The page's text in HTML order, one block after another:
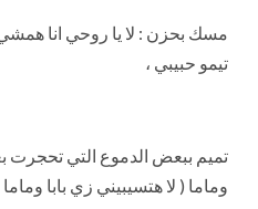
مسك بحزن : لا يا روحي انا
تيمو حبيبي ،
تميم ببعض الدموع التي تحجرت
وماما ( لا هتسيبيني زي بابا